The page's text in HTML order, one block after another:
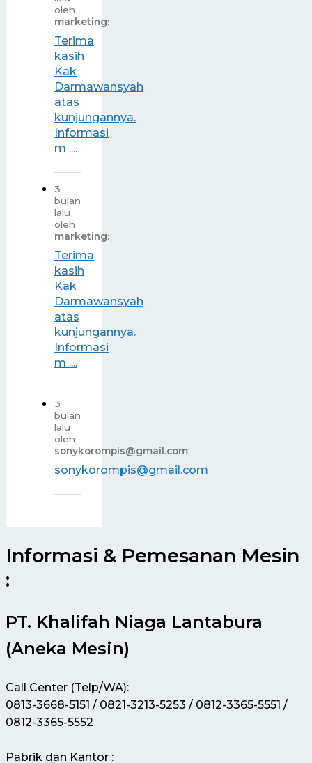
oleh
marketing:
Terima
kasih
Kak
Darmawansyah
atas
kunjungannya.
Informasi
m ....
3
bulan
lalu
oleh
marketing:
Terima
kasih
Kak
Darmawansyah
atas
kunjungannya.
Informasi
m ....
3
bulan
lalu
oleh
sonykorompis@gmail.com:
sonykorompis@gmail.com
Informasi & Pemesanan Mesin
:
PT. Khalifah Niaga Lantabura
(Aneka Mesin)
Call Center (Telp/WA):
0813-3668-5151 / 0821-3213-5253 / 0812-3365-5551 /
0812-3365-5552
Pabrik dan Kantor :